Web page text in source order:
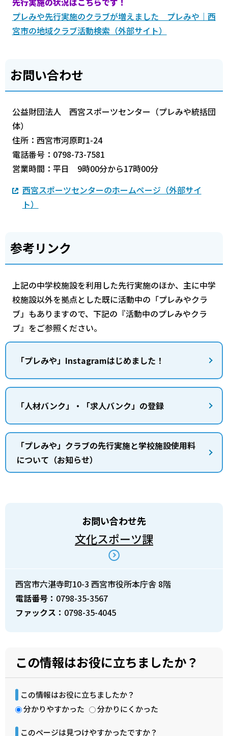
プレみや先行実施のクラブが増えました プレみや｜西
宮市の地域クラブ活動検索（外部サイト）
お問い合わせ
公益財団法人 西宮スポーツセンター（プレみや統括団
体）
住所：西宮市河原町1-24
電話番号：0798-73-7581
営業時間：平日 9時00分から17時00分
西宮スポーツセンターのホームページ（外部サイ
ト）
参考リンク
上記の中学校施設を利用した先行実施のほか、主に中学
校施設以外を拠点とした既に活動中の「プレみやクラ
ブ」もありますので、下記の『活動中のプレみやクラ
ブ』をご参照ください。
「プレみや」Instagramはじめました！
「人材バンク」・「求人バンク」の登録
「プレみや」クラブの先行実施と学校施設使用料
について（お知らせ）
お問い合わせ先
文化スポーツ課
西宮市六湛寺町10-3 西宮市役所本庁舎 8階
電話番号： 0798-35-3567
ファックス： 0798-35-4045
この情報はお役に立ちましたか？
この情報はお役に立ちましたか？
分かりやすかった
分かりにくかった
このページは見つけやすかったですか？